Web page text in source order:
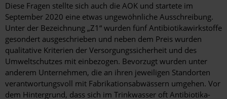
Diese Fragen stellte sich auch die AOK und startete im
September 2020 eine etwas ungewöhnliche Ausschreibung.
Unter der Bezeichnung „Z1“ wurden fünf Antibiotikawirkstoffe
gesondert ausgeschrieben und neben dem Preis wurden
qualitative Kriterien der Versorgungssicherheit und des
Umweltschutzes mit einbezogen. Bevorzugt wurden unter
anderem Unternehmen, die an ihren jeweiligen Standorten
verantwortungsvoll mit Fabrikationsabwässern umgehen. Vor
dem Hintergrund, dass sich im Trinkwasser oft Antibiotika-